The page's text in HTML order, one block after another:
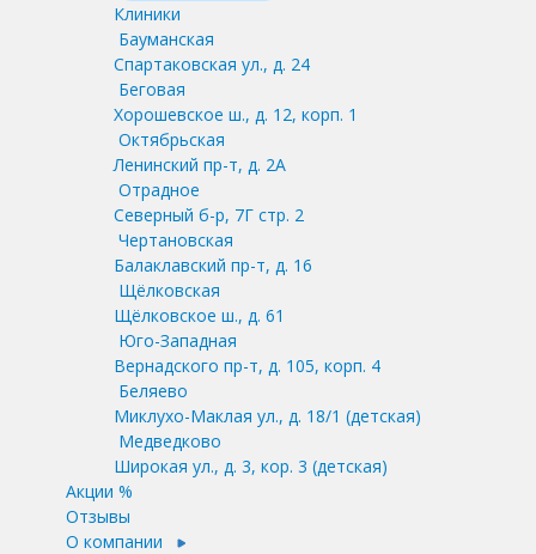
Клиники
Бауманская
Спартаковская ул., д. 24
Беговая
Хорошевское ш., д. 12, корп. 1
Октябрьская
Ленинский пр-т, д. 2А
Отрадное
Северный б-р, 7Г стр. 2
Чертановская
Балаклавский пр-т, д. 16
Щёлковская
Щёлковское ш., д. 61
Юго-Западная
Вернадского пр-т, д. 105, корп. 4
Беляево
Миклухо-Маклая ул., д. 18/1 (детская)
Медведково
Широкая ул., д. 3, кор. 3 (детская)
Акции %
Отзывы
О компании